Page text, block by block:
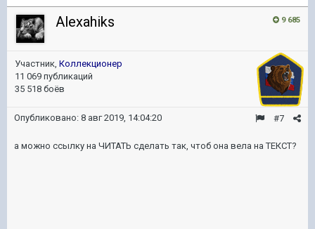
9 685
Alexahiks
Участник, Коллекционер
11 069 публикаций
35 518 боёв
#7
Опубликовано: 8 авг 2019, 14:04:20
а можно ссылку на ЧИТАТЬ сделать так, чтоб она вела на ТЕКСТ?